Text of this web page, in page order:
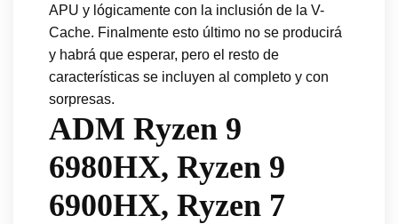
APU y lógicamente con la inclusión de la V-
Cache. Finalmente esto último no se producirá
y habrá que esperar, pero el resto de
características se incluyen al completo y con
sorpresas.
ADM Ryzen 9
6980HX, Ryzen 9
6900HX, Ryzen 7